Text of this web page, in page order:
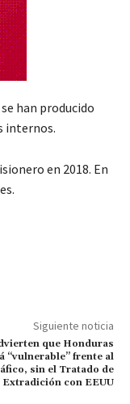
han producido
internos.
en 2018. En
Siguiente noticia
que Honduras
“vulnerable” frente al
sin el Tratado de
Extradición con EEUU